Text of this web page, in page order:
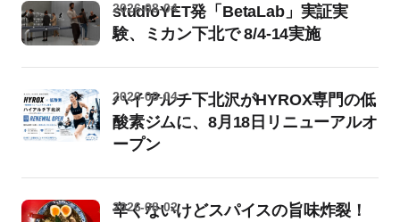
studioYET発「BetaLab」実証実
験、ミカン下北で 8/4-14実施
2026-08-04
ハイアルチ下北沢がHYROX専門の低
酸素ジムに、8月18日リニューアルオ
ープン
2026-08-04
辛くないけどスパイスの旨味炸裂！
2026-08-02